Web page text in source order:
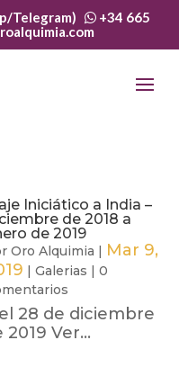
Telegram)
+34 665
Iniciático a India –
de 2018 a
de 2019
Oro Alquimia | Mar 9,
|Galerias |0
28 de diciembre
Ver...